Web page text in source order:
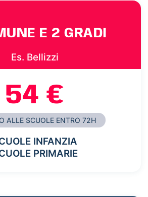
E 2 GRADI
Es. Bellizzi
54 €
ALLE SCUOLE ENTRO 72H
INFANZIA
PRIMARIE